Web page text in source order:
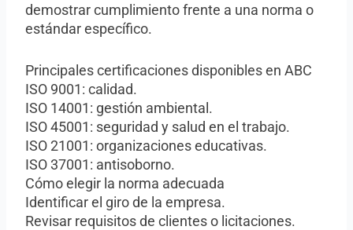
demostrar cumplimiento frente a una norma o
estándar específico.
Principales certificaciones disponibles en ABC
ISO 9001: calidad.
ISO 14001: gestión ambiental.
ISO 45001: seguridad y salud en el trabajo.
ISO 21001: organizaciones educativas.
ISO 37001: antisoborno.
Cómo elegir la norma adecuada
Identificar el giro de la empresa.
Revisar requisitos de clientes o licitaciones.